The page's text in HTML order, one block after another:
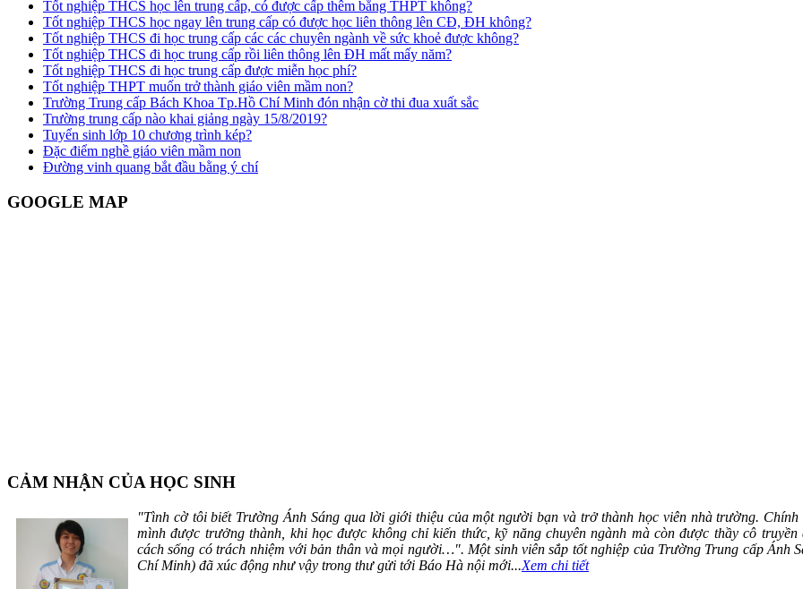
Tốt nghiệp THCS học lên trung cấp, có được cấp thêm bằng THPT không?
Tốt nghiệp THCS học ngay lên trung cấp có được học liên thông lên CĐ, ĐH không?
Tốt nghiệp THCS đi học trung cấp các các chuyên ngành về sức khoẻ được không?
Tốt nghiệp THCS đi học trung cấp rồi liên thông lên ĐH mất mấy năm?
Tốt nghiệp THCS đi học trung cấp được miễn học phí?
Tốt nghiệp THPT muốn trở thành giáo viên mầm non?
Trường Trung cấp Bách Khoa Tp.Hồ Chí Minh đón nhận cờ thi đua xuất sắc
Trường trung cấp nào khai giảng ngày 15/8/2019?
Tuyển sinh lớp 10 chương trình kép?
Đặc điểm nghề giáo viên mầm non
Đường vinh quang bắt đầu bằng ý chí
GOOGLE MAP
CẢM NHẬN CỦA HỌC SINH
"Tình cờ tôi biết Trường Ánh Sáng qua lời giới thiệu của một người bạn và trở thành học viên nhà trường.
mình được trưởng thành, khi học được không chỉ kiến thức, kỹ năng chuyên ngành mà còn được thầy cô truyền
cách sống có trách nhiệm với bản thân và mọi người…". Một sinh viên sắp tốt nghiệp của Trường Trung cấp Ánh
Chí Minh) đã xúc động như vậy trong thư gửi tới Báo Hà nội mới...Xem chi tiết